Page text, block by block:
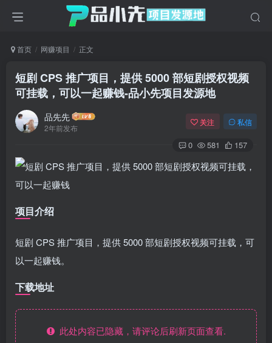
首页 网赚项目 正文
短剧 CPS 推广项目，提供 5000 部短剧授权视频
可挂载，可以一起赚钱-品小先项目发源地
品先先
2年前发布
关注 私信
0 581 157
项目介绍
短剧 CPS 推广项目，提供 5000 部短剧授权视频可挂载，可
以一起赚钱。
下载地址
此处内容已隐藏，请评论后刷新页面查看.